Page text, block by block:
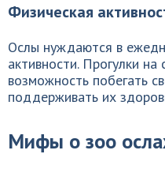
Физическая
Ослы нуждаются в
активности. Прогулки
возможность побегать
поддерживать их
Мифы о зоо